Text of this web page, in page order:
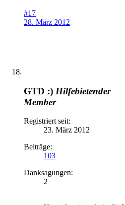
#17
28. März 2012
GTD :) Hilfebietender
Member
Registriert seit:
23. März 2012
Beiträge:
103
Danksagungen:
2